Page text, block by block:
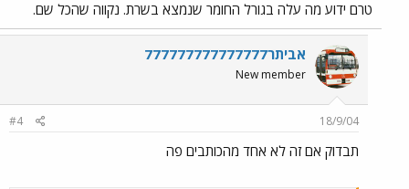
טרם ידוע מה עלה בגורל החומר שנמצא בשרת. נקווה שהכל שם.
אביתר777777777777777
New member
18/9/04
#4
תבדוק אם זה לא אחד מהכותבים פה